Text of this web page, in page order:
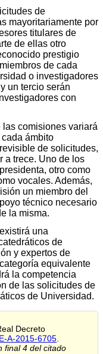
de
mayoritariamente por
titulares de
de ellas otro
prestigio
de cada
o investigadores
un tercio serán
con
las comisiones variará
ámbito
de solicitudes,
a trece. Uno de los
otro como
vocales. Además,
un miembro del
técnico necesario
la misma.
una
de
y expertos de
equivalente
la competencia
de las solicitudes de
de Universidad.
Decreto
A-2015-6705.
final 4 del citado